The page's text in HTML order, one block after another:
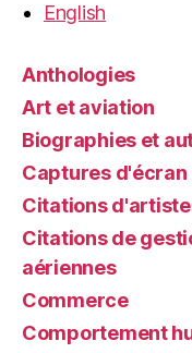
English
Anthologies
Art et aviation
Biographies et
Captures d'écran
Citations
Citations de
aériennes
Commerce
Comportement